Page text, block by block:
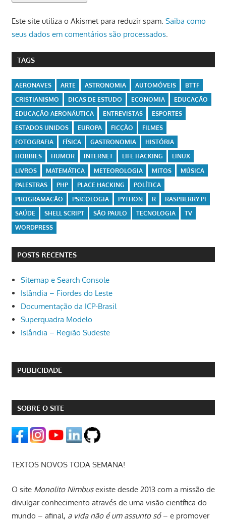
Este site utiliza o Akismet para reduzir spam. Saiba como
seus dados em comentários são processados.
TAGS
AERONAVES ARTE ASTRONOMIA AUTOMÓVEIS
BTTF
CRISTIANISMO
DICAS DE ESTUDO ECONOMIA
EDUCAÇÃO
EDUCAÇÃO AERONÁUTICA
ENTREVISTAS
ESPORTES
ESTADOS UNIDOS
EUROPA FICÇÃO
FILMES
FOTOGRAFIA
FÍSICA GASTRONOMIA
HISTÓRIA
HOBBIES
HUMOR INTERNET LIFE HACKING
LINUX
LIVROS
MATEMÁTICA METEOROLOGIA MITOS
MÚSICA
PALESTRAS
PHP PLACE HACKING
POLÍTICA
PROGRAMAÇÃO
PSICOLOGIA PYTHON R
RASPBERRY PI
SAÚDE
SHELL SCRIPT SÃO PAULO TECNOLOGIA
TV
WORDPRESS
POSTS RECENTES
Sitemap e Search Console
Islândia – Fiordes do Leste
Documentação da ICP-Brasil
Superquadra Modelo
Islândia – Região Sudeste
PUBLICIDADE
SOBRE O SITE
TEXTOS NOVOS TODA SEMANA!
O site Monolito Nimbusexiste desde 2013 com a missão de
divulgar conhecimento através de uma visão científica do
mundo – afinal, a vida não é um assunto só– e promover